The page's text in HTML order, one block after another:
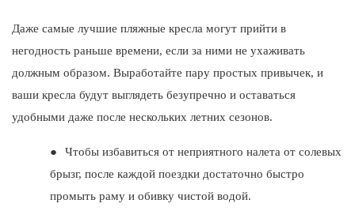
Даже самые лучшие пляжные кресла могут прийти в
негодность раньше времени, если за ними не ухаживать
должным образом. Выработайте пару простых привычек, и
ваши кресла будут выглядеть безупречно и оставаться
удобными даже после нескольких летних сезонов.
●
Чтобы избавиться от неприятного налета от солевых
брызг, после каждой поездки достаточно быстро
промыть раму и обивку чистой водой.